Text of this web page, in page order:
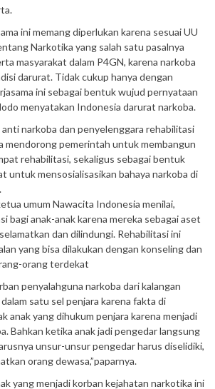
ini memang diperlukan karena sesuai UU
Narkotika yang salah satu pasalnya
masyarakat dalam P4GN, karena narkoba
darurat. Tidak cukup hanya dengan
ini sebagai bentuk wujud pernyataan
menyatakan Indonesia darurat narkoba.
narkoba dan penyelenggara rehabilitasi
mendorong pemerintah untuk membangun
rehabilitasi, sekaligus sebagai bentuk
untuk mensosialisasikan bahaya narkoba di
umum Nawacita Indonesia menilai,
bagi anak-anak karena mereka sebagai aset
dan dilindungi. Rehabilitasi ini
yang bisa dilakukan dengan konseling dan
orang terdekat
penyalahguna narkoba dari kalangan
satu sel penjara karena fakta di
anak yang dihukum penjara karena menjadi
Bahkan ketika anak jadi pengedar langsung
unsur-unsur pengedar harus diselidiki,
orang dewasa,”paparnya.
yang menjadi korban kejahatan narkotika ini